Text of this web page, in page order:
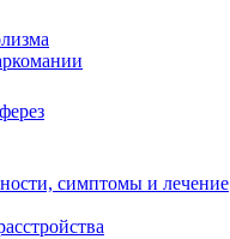
симптомы и лечение